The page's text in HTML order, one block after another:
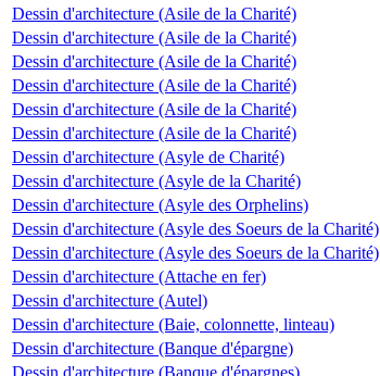
Dessin d'architecture (Asile de la Charité)
Dessin d'architecture (Asile de la Charité)
Dessin d'architecture (Asile de la Charité)
Dessin d'architecture (Asile de la Charité)
Dessin d'architecture (Asile de la Charité)
Dessin d'architecture (Asile de la Charité)
Dessin d'architecture (Asyle de Charité)
Dessin d'architecture (Asyle de la Charité)
Dessin d'architecture (Asyle des Orphelins)
Dessin d'architecture (Asyle des Soeurs de la Charité)
Dessin d'architecture (Asyle des Soeurs de la Charité)
Dessin d'architecture (Attache en fer)
Dessin d'architecture (Autel)
Dessin d'architecture (Baie, colonnette, linteau)
Dessin d'architecture (Banque d'épargne)
Dessin d'architecture (Banque d'épargnes)